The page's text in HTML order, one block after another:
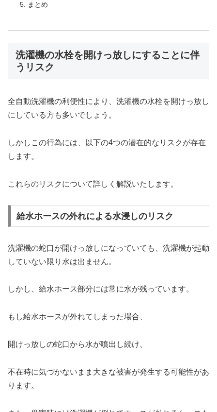
まとめ
洗濯機の水栓を開けっ放しにすることに伴
うリスク
全自動洗濯機の利便性により、洗濯機の水栓を開けっ放し
にしている方も多いでしょう。
しかしこの行為には、以下の4つの潜在的なリスクが存在
します。
これらのリスクについて詳しく解説いたします。
給水ホースの外れによる水浸しのリスク
洗濯機の蛇口が開けっ放しになっていても、洗濯機が起動
していない限り水は出ません。
しかし、給水ホース部分には常に水が残っています。
もし給水ホースが外れてしまった場合、
開けっ放しの蛇口から水が噴出し続け、
不在時に気づかないまま大きな被害が発生する可能性があ
ります。